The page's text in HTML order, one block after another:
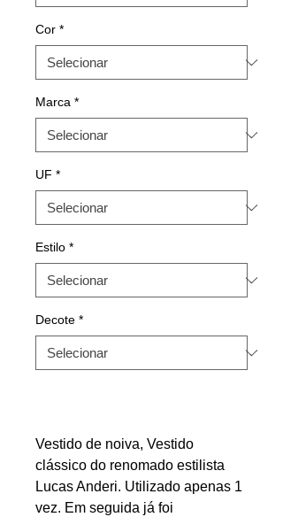
Cor *
Marca *
UF *
Estilo *
Decote *
Vestido de noiva, Vestido
clássico do renomado estilista
Lucas Anderi. Utilizado apenas 1
vez. Em seguida já foi